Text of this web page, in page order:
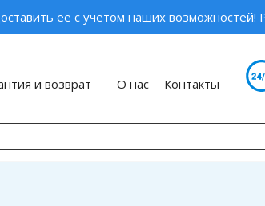
её с учётом наших
и возврат О нас Контакты